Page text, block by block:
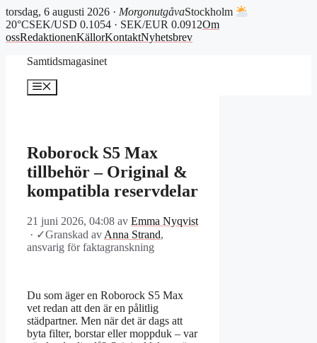
torsdag, 6 augusti 2026 · MorgonutgåvaStockholm
20°CSEK/USD 0.1054 · SEK/EUR 0.0912Om
ossRedaktionenKällorKontaktNyhetsbrev
Samtidsmagasinet
Meny
Roborock S5 Max
tillbehör – Original &
kompatibla reservdelar
21 juni 2026, 04:08 av Emma Nyqvist
· ✓Granskad av Anna Strand,
ansvarig för faktagranskning
Du som äger en Roborock S5 Max
vet redan att den är en pålitlig
städpartner. Men när det är dags att
byta filter, borstar eller moppduk – var